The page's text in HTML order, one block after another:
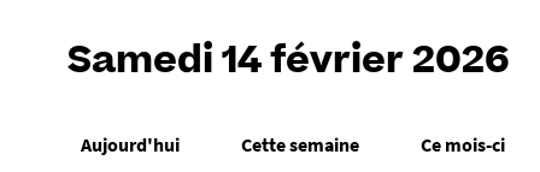
Samedi 14 février 2026
Aujourd'hui Cette semaine Ce mois-ci